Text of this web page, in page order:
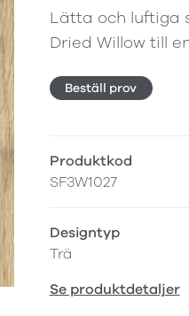
Lätta och luftiga
Dried Willow till
Beställ prov
Produktkod
SF3W1027
Designtyp
Trä
Se produktdetaljer